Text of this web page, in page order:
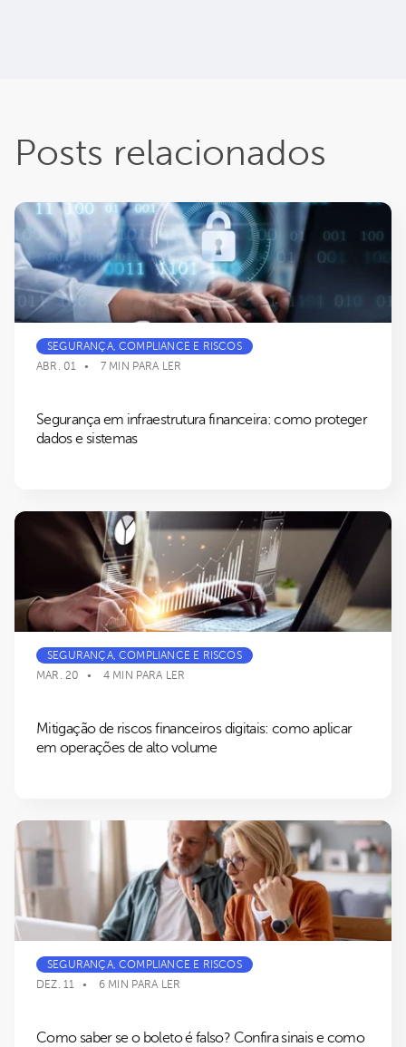
Posts relacionados
SEGURANÇA, COMPLIANCE E RISCOS
ABR. 01
7 MIN PARA LER
Segurança em infraestrutura financeira: como proteger
dados e sistemas
SEGURANÇA, COMPLIANCE E RISCOS
MAR. 20
4 MIN PARA LER
Mitigação de riscos financeiros digitais: como aplicar
em operações de alto volume
SEGURANÇA, COMPLIANCE E RISCOS
DEZ. 11
6 MIN PARA LER
Como saber se o boleto é falso? Confira sinais e como